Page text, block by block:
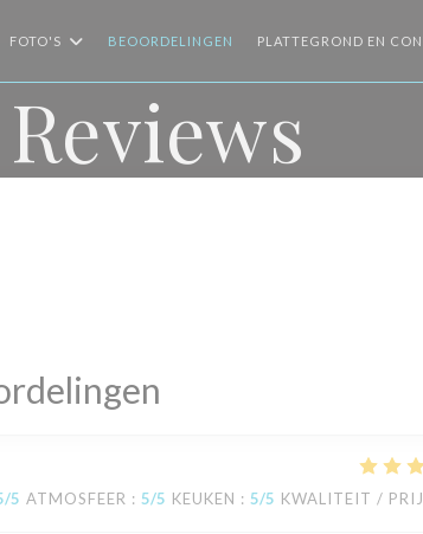
FOTO'S BEOORDELINGEN PLATTEGROND EN
Reviews
/5 ATMOSFEER : 5/5 KEUKEN : 5/5 KWALITEIT /